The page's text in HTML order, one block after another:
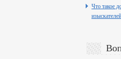
Что такое